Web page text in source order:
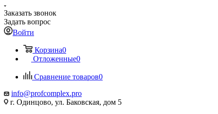
Заказать звонок
Задать вопрос
Войти
Корзина0
Отложенные0
Сравнение товаров0
info@profcomplex.pro
г. Одинцово, ул. Баковская, дом 5